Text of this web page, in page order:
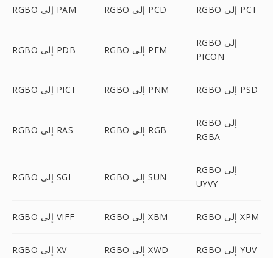
RGBO إلى PAM RGBO إلى PCD RGBO إلى PCT
RGBO إلى PDB RGBO إلى PFM
RGBO إلى
PICON
RGBO إلى PICT RGBO إلى PNM RGBO إلى PSD
RGBO إلى RAS RGBO إلى RGB
RGBO إلى
RGBA
RGBO إلى SGI RGBO إلى SUN
RGBO إلى
UYVY
RGBO إلى VIFF RGBO إلى XBM RGBO إلى XPM
RGBO إلى XV RGBO إلى XWD RGBO إلى YUV